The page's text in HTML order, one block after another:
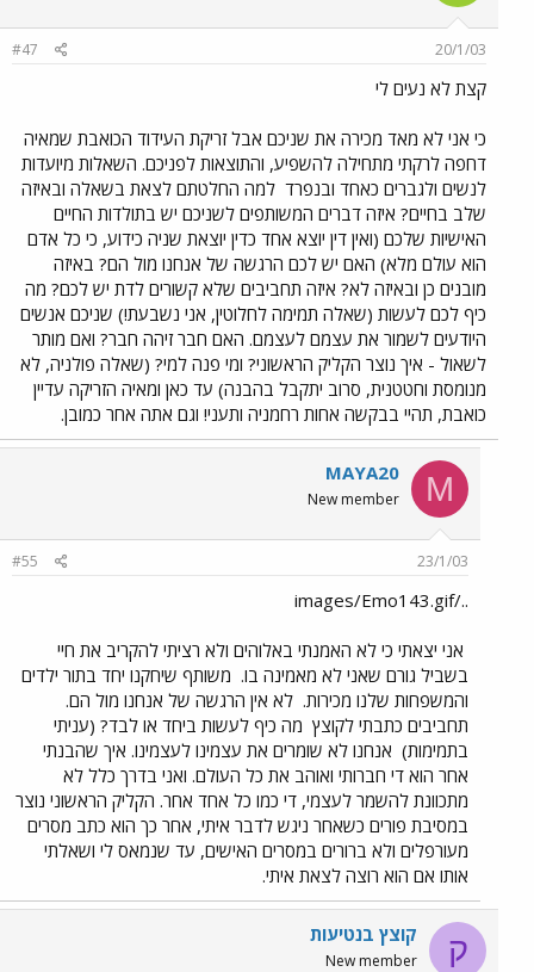
20/1/03
#47
קצת לא נעים לי
כי אני לא מאד מכירה את שניכם אבל זריקת העידוד הכואבת שמאיה
דחפה לרקתי מתחילה להשפיע, והתוצאות לפניכם. השאלות מיועדות
לנשים ולגברים כאחד ובנפרד למה החלטתם לצאת בשאלה ובאיזה
שלב בחיים? איזה דברים המשותפים לשניכם יש בתולדות החיים
האישיות שלכם (ואין דין יוצא אחד כדין יוצאת שניה כידוע, כי כל אדם
הוא עולם מלא) האם יש לכם הרגשה של אנחנו מול הם? באיזה
מובנים כן ובאיזה לא? איזה תחביבים שלא קשורים לדת יש לכם? מה
כיף לכם לעשות (שאלה תמימה לחלוטין, אני נשבעת!) שניכם אנשים
היודעים לשמור את עצמם לעצמם. האם חבר זיהה חבר? ואם מותר
לשאול - איך נוצר הקליק הראשוני? ומי פנה למי? (שאלה פולניה, לא
מנומסת וחטטנית, סרוב יתקבל בהבנה) עד כאן ומאיה הזריקה עדיין
כואבת, תהיי בבקשה אחות רחמניה ותעני! וגם אתה אחר כמובן.
M
MAYA20
New member
23/1/03
#55
../images/Emo143.gif
אני יצאתי כי לא האמנתי באלוהים ולא רציתי להקריב את חיי
בשביל גורם שאני לא מאמינה בו. משותף שיחקנו יחד בתור ילדים
והמשפחות שלנו מכירות. לא אין הרגשה של אנחנו מול הם.
תחביבים כתבתי לקוצץ מה כיף לעשות ביחד או לבד? (עניתי
בתמימות) אנחנו לא שומרים את עצמינו לעצמינו. איך שהבנתי
אחר הוא די חברותי ואוהב את כל העולם. ואני בדרך כלל לא
מתכוונת להשמר לעצמי, די כמו כל אחד אחר. הקליק הראשוני נוצר
במסיבת פורים כשאחר ניגש לדבר איתי, אחר כך הוא כתב מסרים
מעורפלים ולא ברורים במסרים האישים, עד שנמאס לי ושאלתי
אותו אם הוא רוצה לצאת איתי.
ק קוצץ בנטיעות
New member